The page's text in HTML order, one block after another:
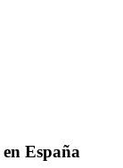
en España